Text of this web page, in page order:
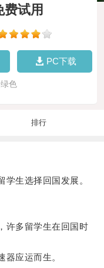
试用
PC下载
色
排行
生选择回国发展。
多留学生在回国时
应运而生。